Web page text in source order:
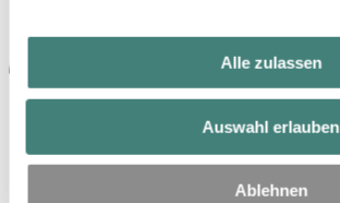
Alle zulassen
Auswahl erlauben
Ablehnen